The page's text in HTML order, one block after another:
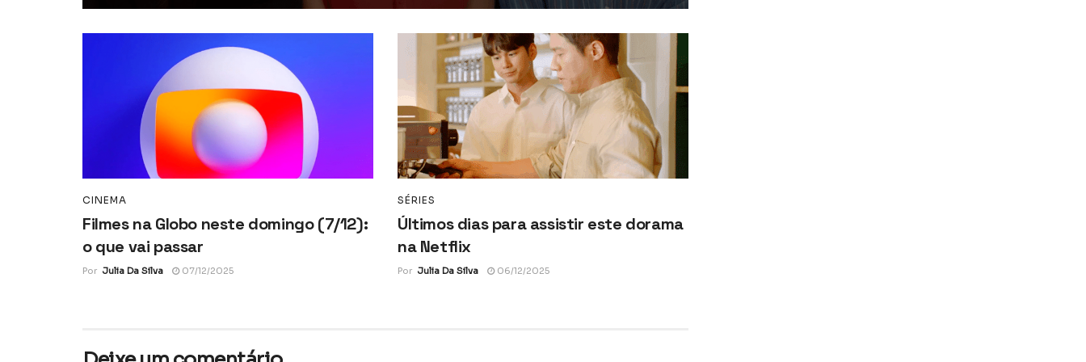
CINEMA
Filmes na Globo neste domingo (7/12):
o que vai passar
Por Julia Da Silva 07/12/2025
SÉRIES
Últimos dias para assistir este dorama
na Netflix
Por Julia Da Silva 06/12/2025